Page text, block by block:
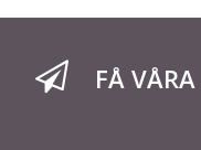
FÅ VÅRA